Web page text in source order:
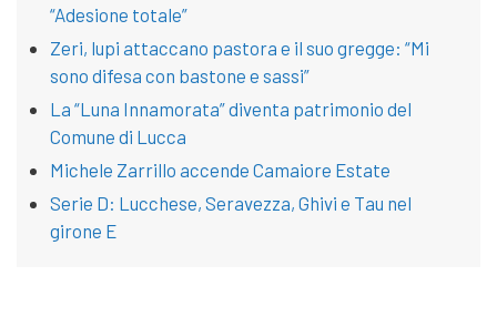
“Adesione totale”
Zeri, lupi attaccano pastora e il suo gregge: “Mi
sono difesa con bastone e sassi”
La “Luna Innamorata” diventa patrimonio del
Comune di Lucca
Michele Zarrillo accende Camaiore Estate
Serie D: Lucchese, Seravezza, Ghivi e Tau nel
girone E